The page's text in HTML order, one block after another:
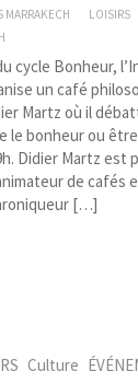
LOISIRS
cycle Bonheur,
un café
Martz où il
le bonheur ou
Didier Martz est
de cafés
[…]
Culture